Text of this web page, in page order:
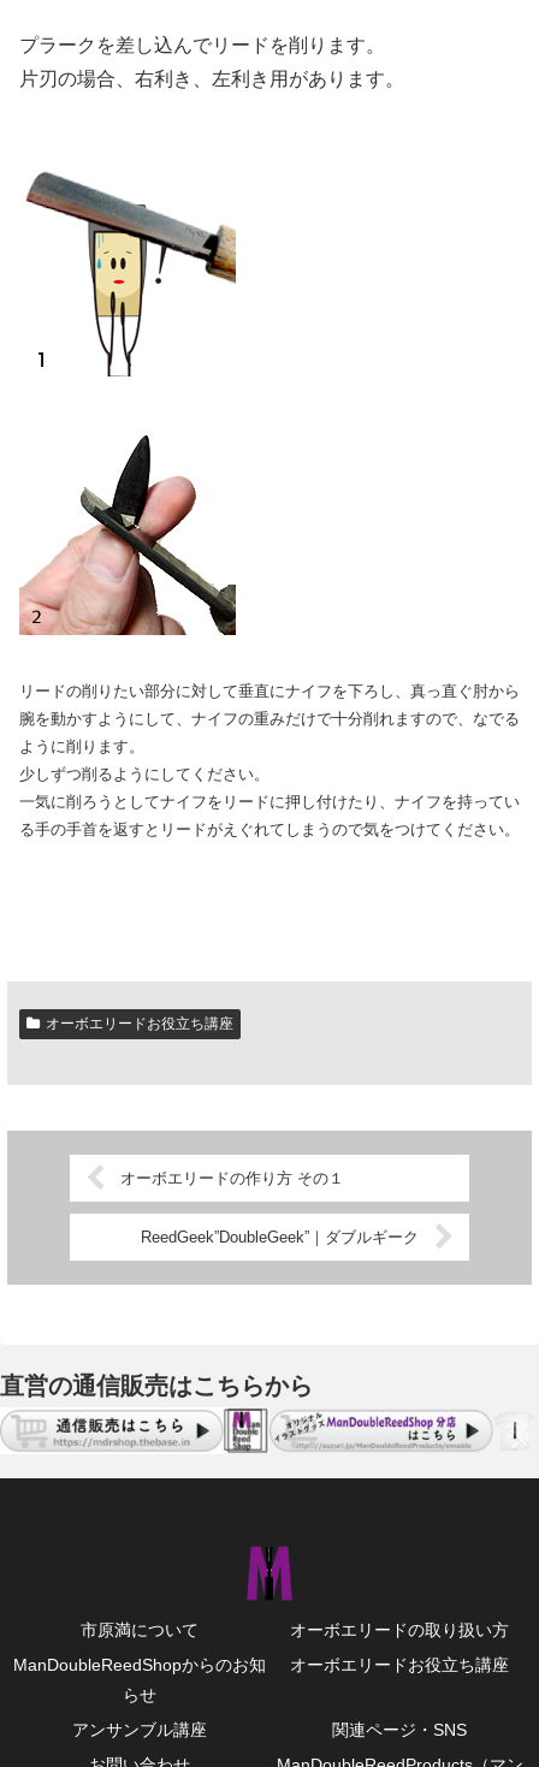
プラークを差し込んでリードを削ります。
片刃の場合、右利き、左利き用があります。
リードの削りたい部分に対して垂直にナイフを下ろし、真っ直ぐ肘から
腕を動かすようにして、ナイフの重みだけで十分削れますので、なでる
ように削ります。
少しずつ削るようにしてください。
一気に削ろうとしてナイフをリードに押し付けたり、ナイフを持ってい
る手の手首を返すとリードがえぐれてしまうので気をつけてください。
オーボエリードお役立ち講座
オーボエリードの作り方 その１
ReedGeek”DoubleGeek”｜ダブルギーク
直営の通信販売はこちらから
市原満について
オーボエリードの取り扱い方
ManDoubleReedShopからのお知
らせ
オーボエリードお役立ち講座
アンサンブル講座
関連ページ・SNS